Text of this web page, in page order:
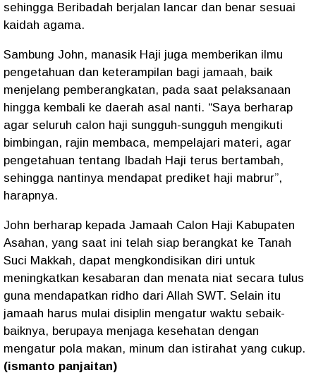
sehingga Beribadah berjalan lancar dan benar sesuai
kaidah agama.
Sambung John, manasik Haji juga memberikan ilmu
pengetahuan dan keterampilan bagi jamaah, baik
menjelang pemberangkatan, pada saat pelaksanaan
hingga kembali ke daerah asal nanti. “Saya berharap
agar seluruh calon haji sungguh-sungguh mengikuti
bimbingan, rajin membaca, mempelajari materi, agar
pengetahuan tentang Ibadah Haji terus bertambah,
sehingga nantinya mendapat prediket haji mabrur”,
harapnya.
John berharap kepada Jamaah Calon Haji Kabupaten
Asahan, yang saat ini telah siap berangkat ke Tanah
Suci Makkah, dapat mengkondisikan diri untuk
meningkatkan kesabaran dan menata niat secara tulus
guna mendapatkan ridho dari Allah SWT. Selain itu
jamaah harus mulai disiplin mengatur waktu sebaik-
baiknya, berupaya menjaga kesehatan dengan
mengatur pola makan, minum dan istirahat yang cukup.
(ismanto panjaitan)